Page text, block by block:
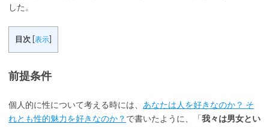
した。
目次 表示
前提条件
個人的に性について考える時には、 あなたは人を好きなのか？ そ
れとも性的魅力を好きなのか？ で書いたように、「我々は男女とい